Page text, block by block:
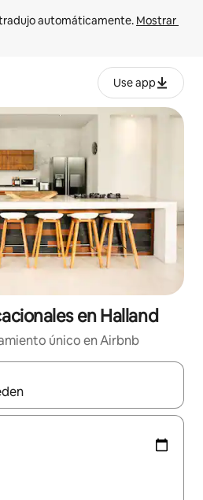
automáticamente. Mostrar
Use app
en Halland
único en Airbnb
disponibles, podrás navegar